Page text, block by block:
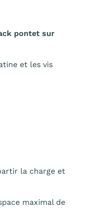
pontet sur
et les vis
la charge et
maximal de